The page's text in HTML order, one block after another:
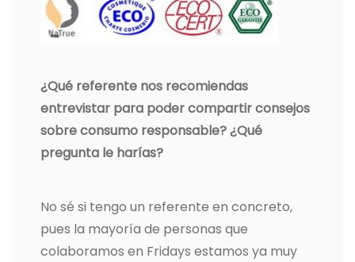
¿Qué referente nos recomiendas
entrevistar para poder compartir consejos
sobre consumo responsable? ¿Qué
pregunta le harías?
No sé si tengo un referente en concreto,
pues la mayoría de personas que
colaboramos en Fridays estamos ya muy